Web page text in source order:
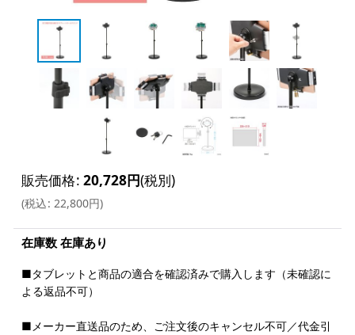
販売価格: 20,728円(税別)
(税込: 22,800円)
在庫数 在庫あり
■タブレットと商品の適合を確認済みで購入します（未確認に
よる返品不可）
■メーカー直送品のため、ご注文後のキャンセル不可／代金引